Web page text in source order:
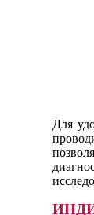
Для